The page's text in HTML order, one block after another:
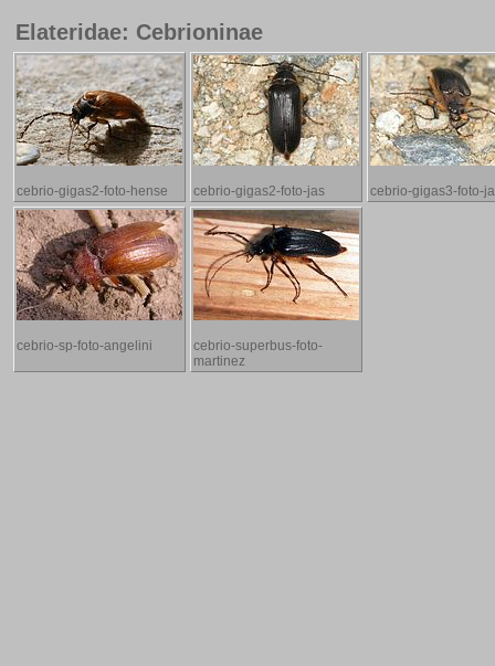
Elateridae: Cebrioninae
cebrio-gigas2-foto-hense cebrio-gigas2-foto-jas cebrio-gigas3-foto-
cebrio-sp-foto-angelini
cebrio-superbus-foto-
martinez